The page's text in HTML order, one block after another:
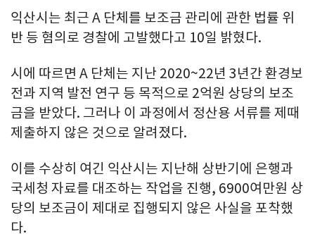
익산시는 최근 A 단체를 보조금 관리에 관한 법률 위
반 등 혐의로 경찰에 고발했다고 10일 밝혔다.
시에 따르면 A 단체는 지난 2020~22년 3년간 환경보
전과 지역 발전 연구 등 목적으로 2억원 상당의 보조
금을 받았다. 그러나 이 과정에서 정산용 서류를 제때
제출하지 않은 것으로 알려졌다.
이를 수상히 여긴 익산시는 지난해 상반기에 은행과
국세청 자료를 대조하는 작업을 진행, 6900여만원 상
당의 보조금이 제대로 집행되지 않은 사실을 포착했
다.